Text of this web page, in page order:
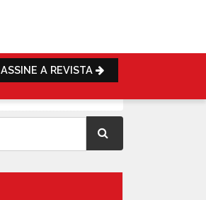
ASSINE A REVISTA